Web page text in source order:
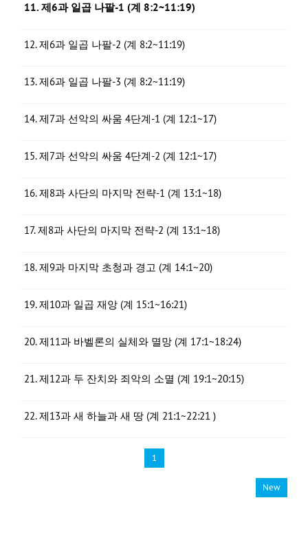
11. 제6과 일곱 나팔-1 (계 8:2~11:19)
12. 제6과 일곱 나팔-2 (계 8:2~11:19)
13. 제6과 일곱 나팔-3 (계 8:2~11:19)
14. 제7과 선악의 싸움 4단계-1 (계 12:1~17)
15. 제7과 선악의 싸움 4단계-2 (계 12:1~17)
16. 제8과 사단의 마지막 전략-1 (계 13:1~18)
17. 제8과 사단의 마지막 전략-2 (계 13:1~18)
18. 제9과 마지막 초청과 경고 (계 14:1~20)
19. 제10과 일곱 재앙 (계 15:1~16:21)
20. 제11과 바벨론의 실체와 멸망 (계 17:1~18:24)
21. 제12과 두 잔치와 죄악의 소멸 (계 19:1~20:15)
22. 제13과 새 하늘과 새 땅 (계 21:1~22:21 )
1
New